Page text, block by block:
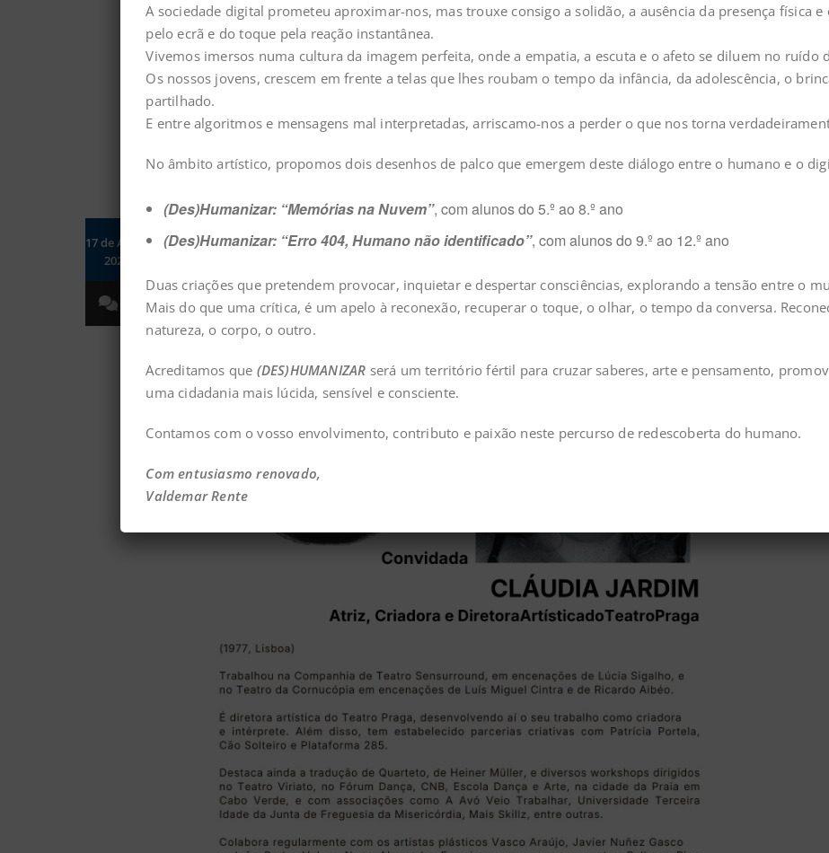
17 de Abril,
2026
A sociedade digital prometeu aproximar-nos, mas trouxe consigo a solidão, a ausência da presença física
pelo ecrã e do toque pela reação instantânea.
Vivemos imersos numa cultura da imagem perfeita, onde a empatia, a escuta e o afeto se diluem no ruído
Os nossos jovens, crescem em frente a telas que lhes roubam o tempo da infância, da adolescência, o
partilhado.
E entre algoritmos e mensagens mal interpretadas, arriscamo-nos a perder o que nos torna
No âmbito artístico, propomos dois desenhos de palco que emergem deste diálogo entre o humano e o
(Des)Humanizar: “Memórias na Nuvem”, com alunos do 5.º ao 8.º ano
(Des)Humanizar: “Erro 404, Humano não identificado”, com alunos do 9.º ao 12.º ano
Duas criações que pretendem provocar, inquietar e despertar consciências, explorando a tensão entre o
Mais do que uma crítica, é um apelo à reconexão, recuperar o toque, o olhar, o tempo da conversa.
natureza, o corpo, o outro.
Acreditamos que (DES)HUMANIZAR será um território fértil para cruzar saberes, arte e pensamento,
uma cidadania mais lúcida, sensível e consciente.
Contamos com o vosso envolvimento, contributo e paixão neste percurso de redescoberta do humano.
Com entusiasmo renovado,
Valdemar Rente